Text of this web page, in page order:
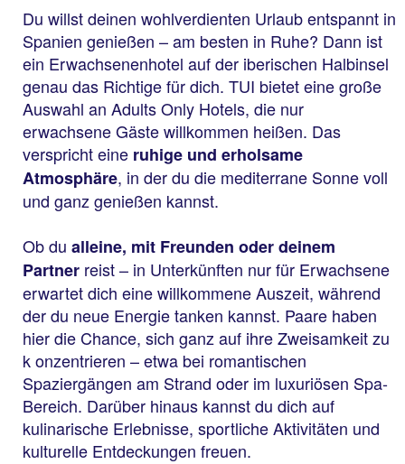
Du willst deinen wohlverdienten Urlaub entspannt in
Spanien genießen – am besten in Ruhe? Dann ist
ein Erwachsenenhotel auf der iberischen Halbinsel
genau das Richtige für dich. TUI bietet eine große
Auswahl an Adults Only Hotels, die nur
erwachsene Gäste willkommen heißen. Das
verspricht eine ruhige und erholsame
Atmosphäre, in der du die mediterrane Sonne voll
und ganz genießen kannst.
Ob du alleine, mit Freunden oder deinem
Partner reist – in Unterkünften nur für Erwachsene
erwartet dich eine willkommene Auszeit, während
der du neue Energie tanken kannst. Paare haben
hier die Chance, sich ganz auf ihre Zweisamkeit zu
k onzentrieren – etwa bei romantischen
Spaziergängen am Strand oder im luxuriösen Spa-
Bereich. Darüber hinaus kannst du dich auf
kulinarische Erlebnisse, sportliche Aktivitäten und
kulturelle Entdeckungen freuen.